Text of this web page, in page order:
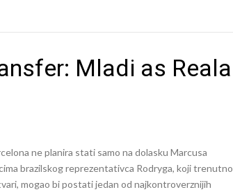
Mladi as Reala
ne planira stati samo na dolasku Marcusa
brazilskog reprezentativca Rodryga, koji trenutno
mogao bi postati jedan od najkontroverznijih